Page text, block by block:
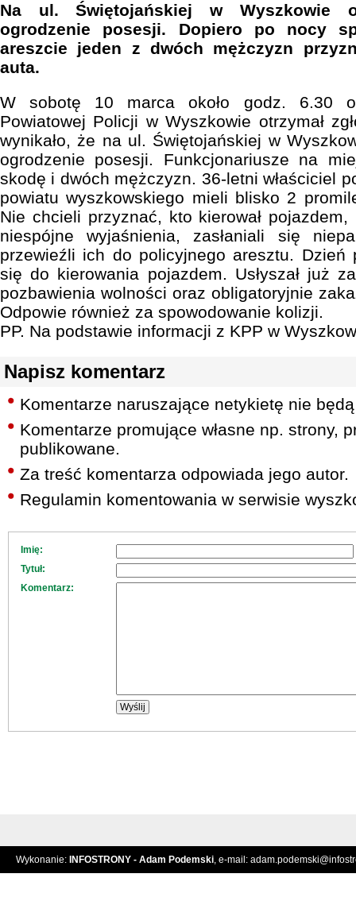
Na ul. Świętojańskiej w Wyszkowie
ogrodzenie posesji. Dopiero po nocy
areszcie jeden z dwóch mężczyzn
auta.
W sobotę 10 marca około godz. 6.30
Powiatowej Policji w Wyszkowie otrzymał
wynikało, że na ul. Świętojańskiej w
ogrodzenie posesji. Funkcjonariusze na
skodę i dwóch mężczyzn. 36-letni właściciel
powiatu wyszkowskiego mieli blisko 2
Nie chcieli przyznać, kto kierował
niespójne wyjaśnienia, zasłaniali się
przewieźli ich do policyjnego aresztu. Dzień
się do kierowania pojazdem. Usłyszał już
pozbawienia wolności oraz obligatoryjnie
Odpowie również za spowodowanie kolizji.
PP. Na podstawie informacji z KPP w
Napisz komentarz
Komentarze naruszające netykietę nie
Komentarze promujące własne np. strony,
publikowane.
Za treść komentarza odpowiada jego autor.
Regulamin komentowania w serwisie
Imię:
Tytuł:
Komentarz:
Wykonanie: INFOSTRONY - Adam Podemski, e-mail: